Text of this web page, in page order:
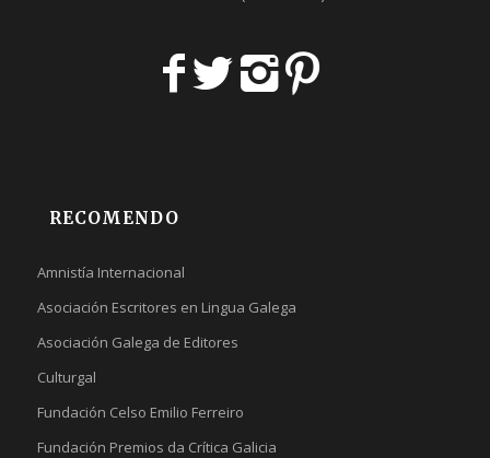
RECOMENDO
Amnistía Internacional
Asociación Escritores en Lingua Galega
Asociación Galega de Editores
Culturgal
Fundación Celso Emilio Ferreiro
Fundación Premios da Crítica Galicia